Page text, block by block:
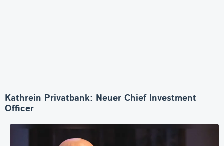
Kathrein Privatbank: Neuer Chief Investment
Officer